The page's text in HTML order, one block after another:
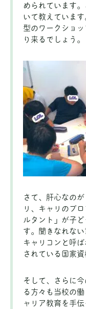
められています
いて教えていま
型のワークショ
り来るでしょう。
さて、肝心なの
リ、キャリのプ
ルタント」が子
す。聞きなれな
キャリコンと呼
されている国家資
そして、さらに
る方々も当校の
ャリア教育を手